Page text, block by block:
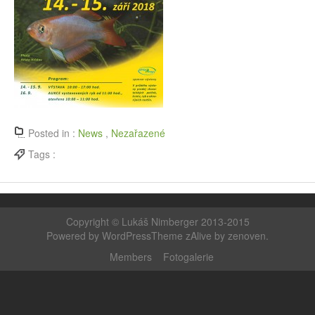
Posted in : News , Nezařazené
Tags :
Copyright © Lukáš Nimberger 2013-2015
Powered by WordPressTheme zAlive by zenoven
Members
Fotogalerie